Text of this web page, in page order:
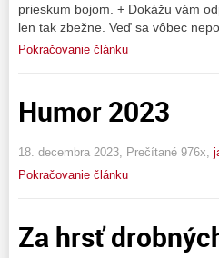
prieskum bojom. + Dokážu vám
len tak zbežne. Veď sa vôbec
Pokračovanie článku
Humor 2023
18. decembra 2023, Prečítané 976x,
Pokračovanie článku
Za hrsť